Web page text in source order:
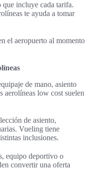
que incluye cada tarifa.
te ayuda a tomar
el aeropuerto al momento
de mano, asiento
aerolíneas low cost suelen
de asiento,
Vueling tiene
inclusiones.
equipo deportivo o
convertir una oferta